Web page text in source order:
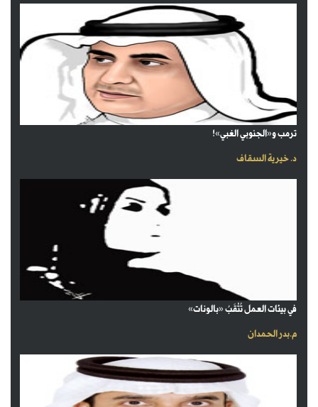
ترمب و«الجنوبي الغبي»!
د. خيرية السقاف
في بيئات العمل تُثْقَبُ «بالونات»
م.بدر الحمدان